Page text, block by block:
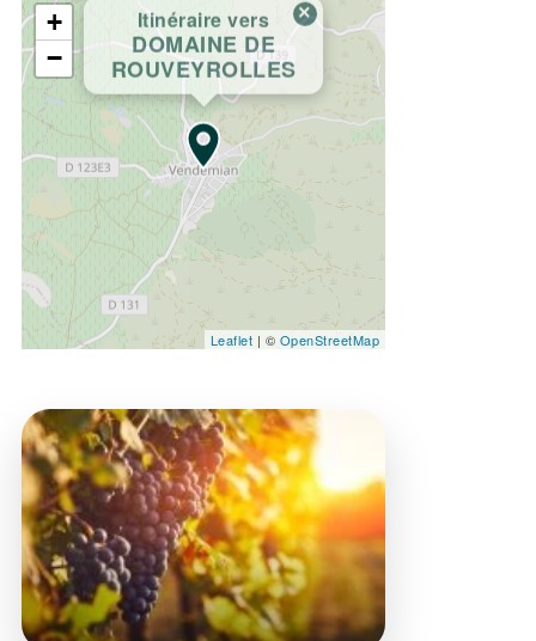
Itinéraire vers
DOMAINE DE
ROUVEYROLLES
×
+
−
Leaflet | © OpenStreetMap